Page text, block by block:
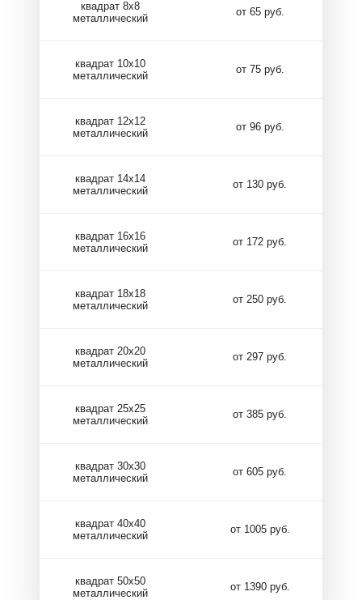
квадрат 8х8
металлический
от 65 руб.
квадрат 10х10
металлический
от 75 руб.
квадрат 12х12
металлический
от 96 руб.
квадрат 14х14
металлический
от 130 руб.
квадрат 16х16
металлический
от 172 руб.
квадрат 18х18
металлический
от 250 руб.
квадрат 20х20
металлический
от 297 руб.
квадрат 25х25
металлический
от 385 руб.
квадрат 30х30
металлический
от 605 руб.
квадрат 40х40
металлический
от 1005 руб.
квадрат 50х50
металлический
от 1390 руб.